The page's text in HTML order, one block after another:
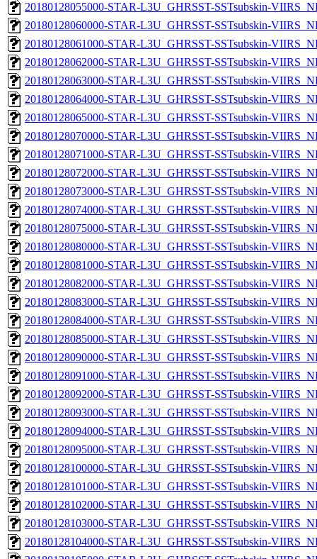
20180128055000-STAR-L3U_GHRSST-SSTsubskin-
20180128060000-STAR-L3U_GHRSST-SSTsubskin-
20180128061000-STAR-L3U_GHRSST-SSTsubskin-
20180128062000-STAR-L3U_GHRSST-SSTsubskin-
20180128063000-STAR-L3U_GHRSST-SSTsubskin-
20180128064000-STAR-L3U_GHRSST-SSTsubskin-
20180128065000-STAR-L3U_GHRSST-SSTsubskin-
20180128070000-STAR-L3U_GHRSST-SSTsubskin-
20180128071000-STAR-L3U_GHRSST-SSTsubskin-
20180128072000-STAR-L3U_GHRSST-SSTsubskin-
20180128073000-STAR-L3U_GHRSST-SSTsubskin-
20180128074000-STAR-L3U_GHRSST-SSTsubskin-
20180128075000-STAR-L3U_GHRSST-SSTsubskin-
20180128080000-STAR-L3U_GHRSST-SSTsubskin-
20180128081000-STAR-L3U_GHRSST-SSTsubskin-
20180128082000-STAR-L3U_GHRSST-SSTsubskin-
20180128083000-STAR-L3U_GHRSST-SSTsubskin-
20180128084000-STAR-L3U_GHRSST-SSTsubskin-
20180128085000-STAR-L3U_GHRSST-SSTsubskin-
20180128090000-STAR-L3U_GHRSST-SSTsubskin-
20180128091000-STAR-L3U_GHRSST-SSTsubskin-
20180128092000-STAR-L3U_GHRSST-SSTsubskin-
20180128093000-STAR-L3U_GHRSST-SSTsubskin-
20180128094000-STAR-L3U_GHRSST-SSTsubskin-
20180128095000-STAR-L3U_GHRSST-SSTsubskin-
20180128100000-STAR-L3U_GHRSST-SSTsubskin-
20180128101000-STAR-L3U_GHRSST-SSTsubskin-
20180128102000-STAR-L3U_GHRSST-SSTsubskin-
20180128103000-STAR-L3U_GHRSST-SSTsubskin-
20180128104000-STAR-L3U_GHRSST-SSTsubskin-